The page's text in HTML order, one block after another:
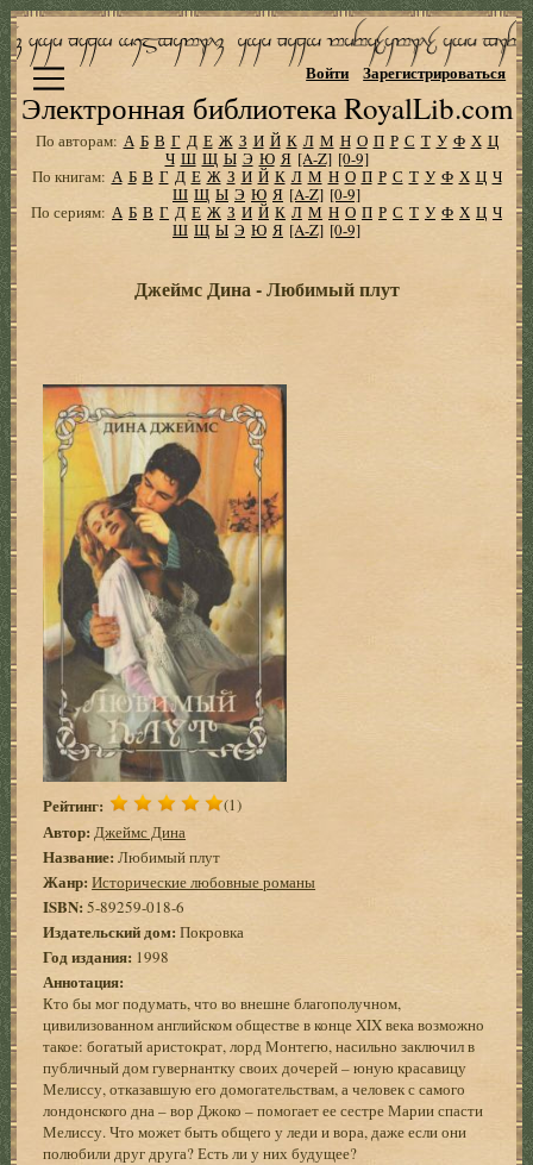
Электронная библиотека RoyalLib.com
Войти Зарегистрироваться
По авторам: А Б В Г Д Е Ж З И Й К Л М Н О П Р С Т У Ф Х Ц
Ч Ш Щ Ы Э Ю Я [A-Z] [0-9]
По книгам: А Б В Г Д Е Ж З И Й К Л М Н О П Р С Т У Ф Х Ц Ч
Ш Щ Ы Э Ю Я [A-Z] [0-9]
По сериям: А Б В Г Д Е Ж З И Й К Л М Н О П Р С Т У Ф Х Ц Ч
Ш Щ Ы Э Ю Я [A-Z] [0-9]
Джеймс Дина - Любимый плут
Рейтинг: (1)
Автор: Джеймс Дина
Название: Любимый плут
Жанр: Исторические любовные романы
ISBN:5-89259-018-6
Издательский дом: Покровка
Год издания: 1998
Аннотация:
Кто бы мог подумать, что во внешне благополучном,
цивилизованном английском обществе в конце XIX века возможно
такое: богатый аристократ, лорд Монтегю, насильно заключил в
публичный дом гувернантку своих дочерей – юную красавицу
Мелиссу, отказавшую его домогательствам, а человек с самого
лондонского дна – вор Джоко – помогает ее сестре Марии спасти
Мелиссу. Что может быть общего у леди и вора, даже если они
полюбили друг друга? Есть ли у них будущее?